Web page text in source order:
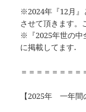
※2024年『12月』
させて頂きます。
※『2025年世の中
に掲載してます.
＝＝＝＝＝＝＝＝
【2025年 一年間